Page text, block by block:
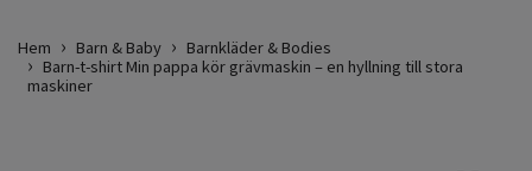
Hem Barn & Baby
Barnkläder & Bodies
Barn-t-shirt Min pappa kör grävmaskin – en hyllning till stora
maskiner